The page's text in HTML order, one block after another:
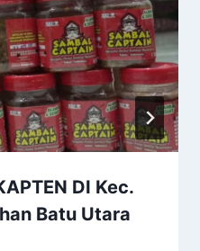
DI Kec.
Batu Utara